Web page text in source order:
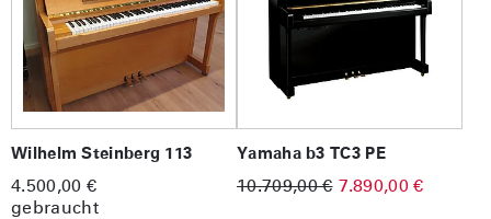
Wilhelm Steinberg 113
4.500,00 €
gebraucht
Yamaha b3 TC3 PE
10.709,00 € 7.890,00 €